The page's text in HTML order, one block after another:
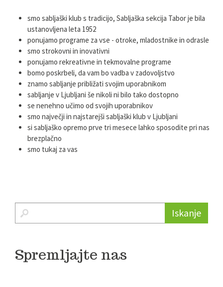
smo sabljaški klub s tradicijo, Sabljaška sekcija Tabor je bila
ustanovljena leta 1952
ponujamo programe za vse - otroke, mladostnike in odrasle
smo strokovni in inovativni
ponujamo rekreativne in tekmovalne programe
bomo poskrbeli, da vam bo vadba v zadovoljstvo
znamo sabljanje približati svojim uporabnikom
sabljanje v Ljubljani še nikoli ni bilo tako dostopno
se nenehno učimo od svojih uporabnikov
smo največji in najstarejši sabljaški klub v Ljubljani
si sabljaško opremo prve tri mesece lahko sposodite pri nas
brezplačno
smo tukaj za vas
Iskanje
Spremljajte nas